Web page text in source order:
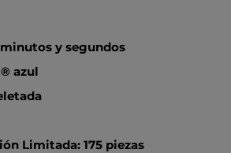
minutos y segundos
azul
Limitada: 175 piezas